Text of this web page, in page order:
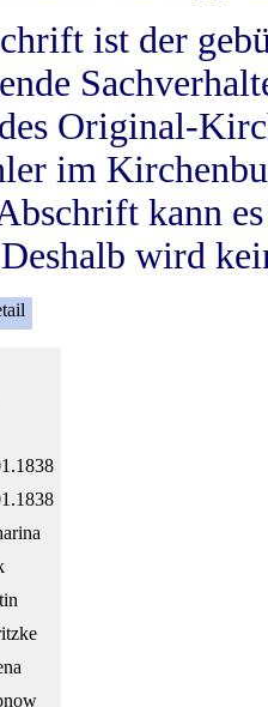
ist der
Original-
im
kann
wird